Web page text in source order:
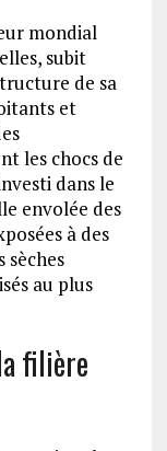
mondial
subit
de sa
et
les chocs de
dans le
envolée des
à des
sèches
au plus
filière